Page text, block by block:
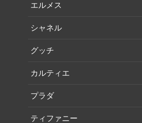
エルメス
シャネル
グッチ
カルティエ
プラダ
ティファニー